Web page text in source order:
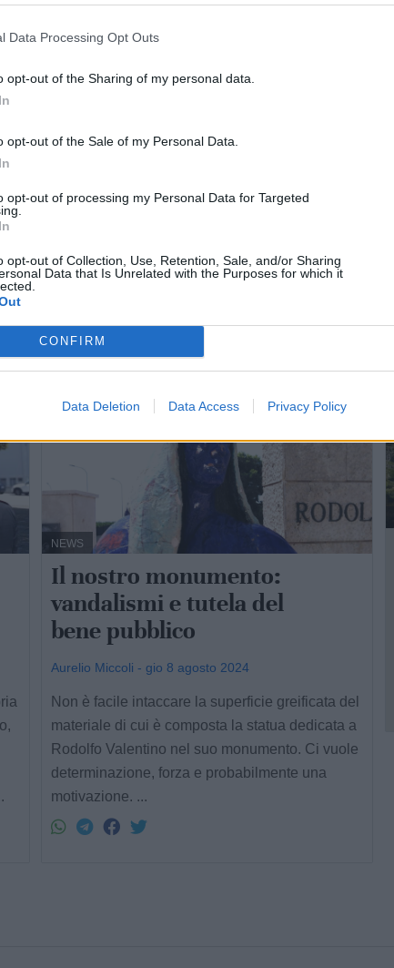
Data Processing Opt Outs
opt-out of the Sharing of my personal data.
opt-out of the Sale of my Personal Data.
opt-out of processing my Personal Data for Targeted
opt-out of Collection, Use, Retention, Sale, and/or Sharing
Data that Is Unrelated with the Purposes for which it
CONFIRM
Data Deletion Data Access Privacy Policy
San Nicola e San
per due santi
Passata la festa si tirano le somme. ...
NEWS
Il nostro monumento:
vandalismi e tutela del
bene pubblico
Aurelio Miccoli - gio 8 agosto 2024
Non è facile intaccare la superficie greificata del
materiale di cui è composta la statua dedicata a
Rodolfo Valentino nel suo monumento. Ci vuole
determinazione, forza e probabilmente una
motivazione. ...